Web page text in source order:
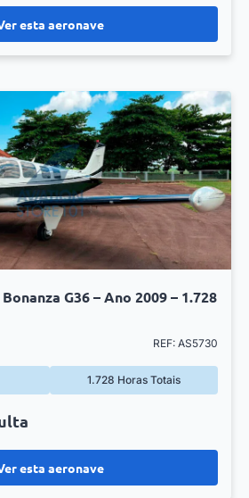
esta aeronave
G36 – Ano 2009 – 1.728
REF: AS5730
1.728 Horas Totais
esta aeronave